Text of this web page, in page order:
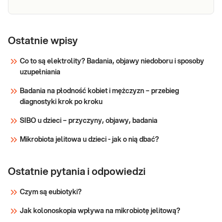
badanie
Badanie mikroskopowe krwi polegające
krwi obwodowej.
Ostatnie wpisy
Co to są elektrolity? Badania, objawy niedoboru i sposoby
uzupełniania
Badania na płodność kobiet i mężczyzn – przebieg
diagnostyki krok po kroku
SIBO u dzieci – przyczyny, objawy, badania
Mikrobiota jelitowa u dzieci - jak o nią dbać?
Ostatnie pytania i odpowiedzi
Czym są eubiotyki?
Jak kolonoskopia wpływa na mikrobiotę jelitową?